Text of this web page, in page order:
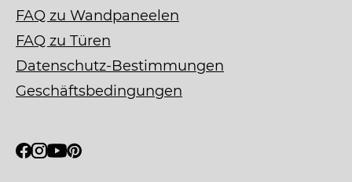
FAQ zu Wandpaneelen
FAQ zu Türen
Datenschutz-Bestimmungen
Geschäftsbedingungen